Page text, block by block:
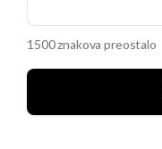
1500 znakova preostalo